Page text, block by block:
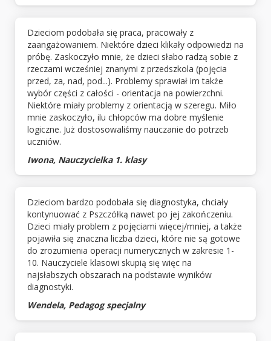
Dzieciom podobała się praca, pracowały z
zaangażowaniem. Niektóre dzieci klikały odpowiedzi na
próbę. Zaskoczyło mnie, że dzieci słabo radzą sobie z
rzeczami wcześniej znanymi z przedszkola (pojęcia
przed, za, nad, pod...). Problemy sprawiał im także
wybór części z całości - orientacja na powierzchni.
Niektóre miały problemy z orientacją w szeregu. Miło
mnie zaskoczyło, ilu chłopców ma dobre myślenie
logiczne. Już dostosowaliśmy nauczanie do potrzeb
uczniów.
Iwona, Nauczycielka 1. klasy
Dzieciom bardzo podobała się diagnostyka, chciały
kontynuować z Pszczółką nawet po jej zakończeniu.
Dzieci miały problem z pojęciami więcej/mniej, a także
pojawiła się znaczna liczba dzieci, które nie są gotowe
do zrozumienia operacji numerycznych w zakresie 1-
10. Nauczyciele klasowi skupią się więc na
najsłabszych obszarach na podstawie wyników
diagnostyki.
Wendela, Pedagog specjalny